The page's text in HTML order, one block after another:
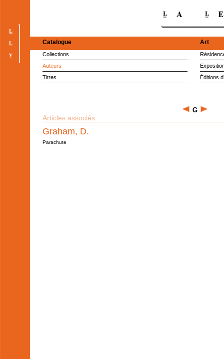
Catalogue
Collections
Auteurs
Titres
Art
Éditions
G
Articles associés
Graham, D.
Parachute